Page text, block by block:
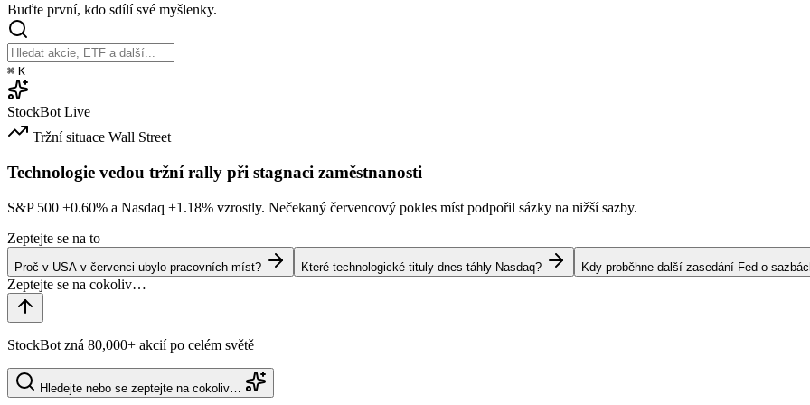
Buďte první, kdo sdílí své myšlenky.
⌘ K
StockBot Live
Tržní situace Wall Street
Technologie vedou tržní rally při stagnaci zaměstnanosti
S&P 500 +0.60% a Nasdaq +1.18% vzrostly. Nečekaný červencový pokles míst podpořil sázky na nižší sazby.
Zeptejte se na to
Proč v USA v červenci ubylo pracovních míst? Které technologické tituly dnes táhly Nasdaq? Kdy proběhne další zasedání Fed o
StockBot zná 80,000+ akcií po celém světě
Hledejte nebo se zeptejte na cokoliv…